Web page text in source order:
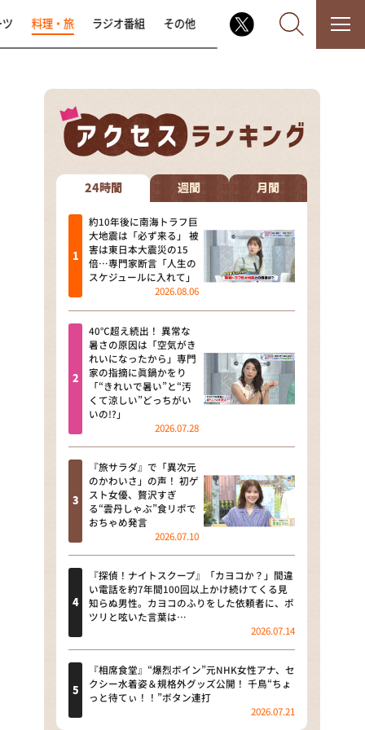
なるみ・岡村の過ぎるTV
相席食堂
これ余談なんですけど・・・
～人生密着トークバラエティ！
～ やすとものいたって真剣です
探偵！ナイトスクープ
news おかえり
河合＆A.B.C-Z塚田×福井アナ
「なんでやねん！？」（news お
かえり）
DAIGOも台所 ～きょうの献立 何
にする？～
本日はダイアンなり！シーズン２
朝だ！生です旅サラダ
教えて！ニュースライブ 正義の
ミカタ
ＬＩＦＥ～夢のカタチ～
新婚さんいらっしゃい！
ポツンと一軒家
ザキ山小屋本館
料理・旅 ラジオ番組 その他
24時間 週間 月間
約10年後に南海トラフ巨
大地震は「必ず来る」 被
害は東日本大震災の15
倍…専門家断言「人生の
スケジュールに入れて」
2026.08.06
40℃超え続出！ 異常な
暑さの原因は「空気がき
れいになったから」専門
家の指摘に眞鍋かをり
「“きれいで暑い”と“汚
くて涼しい”どっちがい
いの!?」
2026.07.28
『旅サラダ』で「異次元
のかわいさ」の声！ 初ゲ
スト女優、贅沢すぎ
る“雲丹しゃぶ”食リポで
おちゃめ発言
2026.07.10
『探偵！ナイトスクープ』「カヨコか？」間違
い電話を約7年間100回以上かけ続けてくる見
知らぬ男性。カヨコのふりをした依頼者に、ポ
ツリと呟いた言葉は…
2026.07.14
『相席食堂』“爆烈ボイン”元NHK女性アナ、セ
クシー水着姿＆規格外グッズ公開！ 千鳥“ちょ
っと待てぃ！！”ボタン連打
2026.07.21